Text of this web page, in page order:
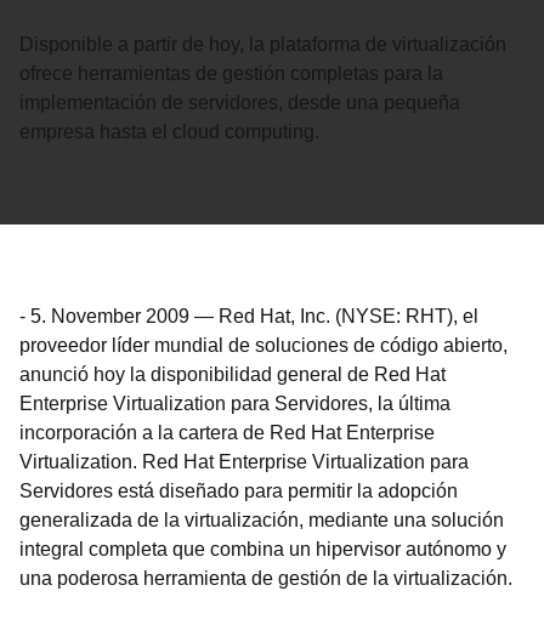
Disponible a partir de hoy, la plataforma de virtualización
ofrece herramientas de gestión completas para la
implementación de servidores, desde una pequeña
empresa hasta el cloud computing.
- 5. November 2009 — Red Hat, Inc. (NYSE: RHT), el
proveedor líder mundial de soluciones de código abierto,
anunció hoy la disponibilidad general de Red Hat
Enterprise Virtualization para Servidores, la última
incorporación a la cartera de Red Hat Enterprise
Virtualization. Red Hat Enterprise Virtualization para
Servidores está diseñado para permitir la adopción
generalizada de la virtualización, mediante una solución
integral completa que combina un hipervisor autónomo y
una poderosa herramienta de gestión de la virtualización.